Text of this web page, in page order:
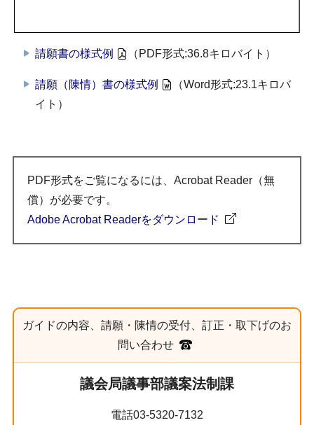
請願書の様式例 （PDF形式:36.8キロバイト）
請願（陳情）書の様式例
（Word形式:23.1キロバ
イト）
PDF形式をご覧になるには、Acrobat Reader（無
償）が必要です。
Adobe Acrobat Readerをダウンロード
ガイドの内容、請願・陳情の受付、訂正・取下げのお
問い合わせ
議会局議事部議案法制課
電話03-5320-7132